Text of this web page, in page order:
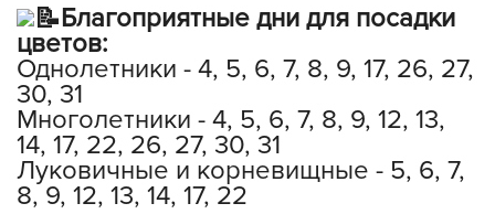
Благоприятные дни для посадки
цветов:
Однолетники - 4, 5, 6, 7, 8, 9, 17, 26, 27,
30, 31
Многолетники - 4, 5, 6, 7, 8, 9, 12, 13,
14, 17, 22, 26, 27, 30, 31
Луковичные и корневищные - 5, 6, 7,
8, 9, 12, 13, 14, 17, 22